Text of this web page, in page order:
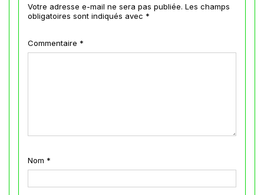
Votre adresse e-mail ne sera pas publiée. Les champs
obligatoires sont indiqués avec *
Commentaire *
Nom *